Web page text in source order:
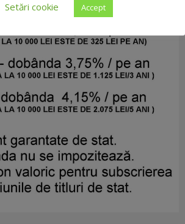
Setări cookie
Accept